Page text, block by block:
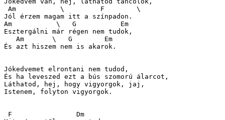
Am           \         F        \
Jól érzem magam itt a színpadon.
Am           \   G           Em
Esztergálni már régen nem tudok,
   Am       \   G        Em
És azt hiszem nem is akarok.
Jókedvemet elrontani nem tudod,
És ha leveszed ezt a bús szomorú álarcot,
Láthatod, hej, hogy vigyorgok, jaj,
Istenem, folyton vigyorgok.
F                Dm